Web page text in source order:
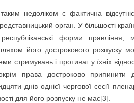
недоліком є фактична
орган. У більшості
форми
його дострокового розпуску
стримувань і противаг у їхніх
права достроково припинити
днів однієї чергової сесії
для його розпуску не має[3].